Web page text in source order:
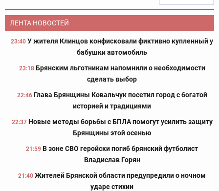
ЛЕНТА НОВОСТЕЙ
23:40 У жителя Клинцов конфисковали фиктивно купленный у
бабушки автомобиль
23:18 Брянским льготникам напомнили о необходимости
сделать выбор
22:46 Глава Брянщины Ковальчук посетил город с богатой
историей и традициями
22:37 Новые методы борьбы с БПЛА помогут усилить защиту
Брянщины этой осенью
21:59 В зоне СВО геройски погиб брянский футболист
Владислав Горян
21:40 Жителей Брянской области предупредили о ночном
ударе стихии